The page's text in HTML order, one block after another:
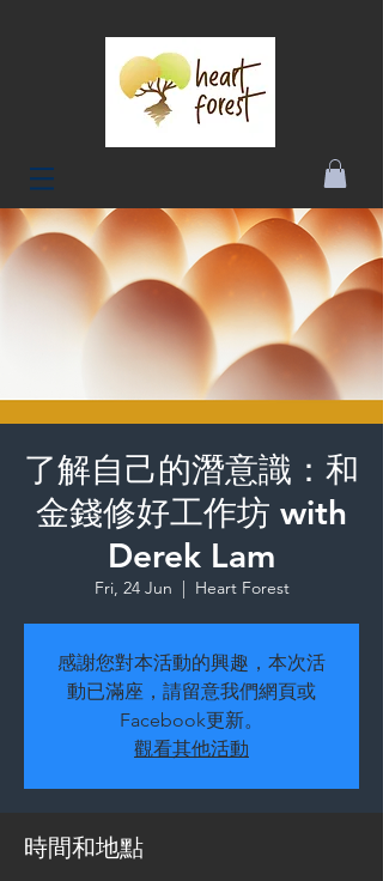
了解自己的潛意識：和
金錢修好工作坊 with
Derek Lam
Fri, 24 Jun
  |
Heart Forest
感謝您對本活動的興趣，本次活
動已滿座，請留意我們網頁或
Facebook更新。
觀看其他活動
時間和地點